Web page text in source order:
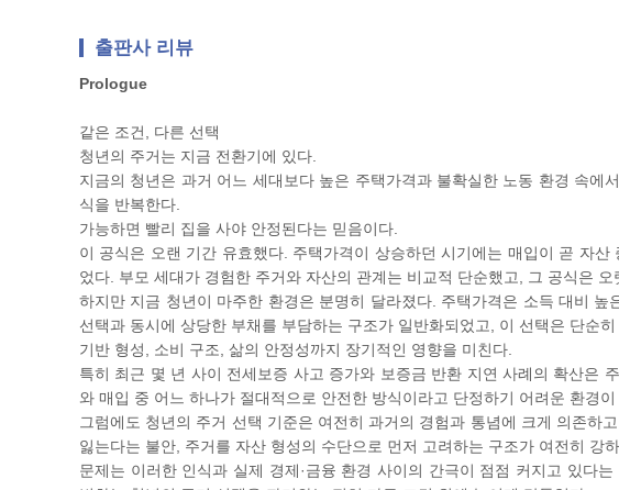
출판사 리뷰
Prologue
같은 조건, 다른 선택
청년의 주거는 지금 전환기에 있다.
지금의 청년은 과거 어느 세대보다 높은 주택가격과 불확실한 노동 환경 속에
식을 반복한다.
가능하면 빨리 집을 사야 안정된다는 믿음이다.
이 공식은 오랜 기간 유효했다. 주택가격이 상승하던 시기에는 매입이 곧 자
었다. 부모 세대가 경험한 주거와 자산의 관계는 비교적 단순했고, 그 공식은 오
하지만 지금 청년이 마주한 환경은 분명히 달라졌다. 주택가격은 소득 대비
선택과 동시에 상당한 부채를 부담하는 구조가 일반화되었고, 이 선택은 단순
기반 형성, 소비 구조, 삶의 안정성까지 장기적인 영향을 미친다.
특히 최근 몇 년 사이 전세보증 사고 증가와 보증금 반환 지연 사례의 확산은
와 매입 중 어느 하나가 절대적으로 안전한 방식이라고 단정하기 어려운 환경이
그럼에도 청년의 주거 선택 기준은 여전히 과거의 경험과 통념에 크게 의존하
잃는다는 불안, 주거를 자산 형성의 수단으로 먼저 고려하는 구조가 여전히 강
문제는 이러한 인식과 실제 경제·금융 환경 사이의 간극이 점점 커지고 있다